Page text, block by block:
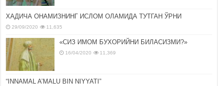
ХАДИЧА ОНАМИЗНИНГ ИСЛОМ ОЛАМИДА ТУТГАН ЎРНИ
29/09/2020 11,635
«СИЗ ИМОМ БУХОРИЙНИ БИЛАСИЗМИ?»
16/04/2020 11,369
“INNAMAL A’MALU BIN NIYYATI”